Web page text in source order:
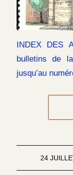
INDEX DES
bulletins de
jusqu’au
24 /